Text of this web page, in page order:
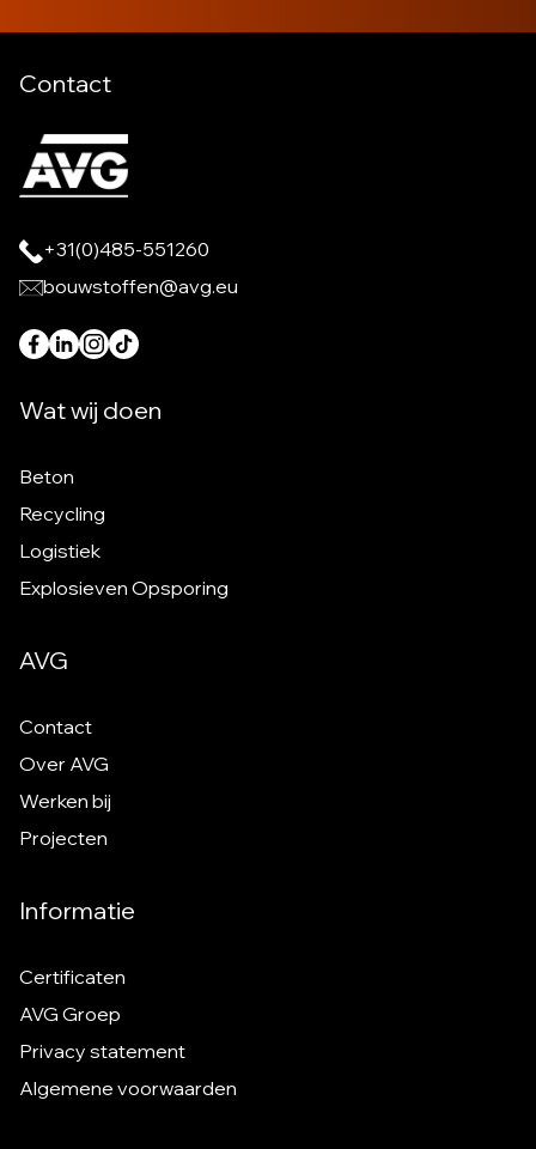
Contact
+31(0)485-551260
bouwstoffen@avg.eu
Wat wij doen
Beton
Recycling
Logistiek
Explosieven Opsporing
AVG
Contact
Over AVG
Werken bij
Projecten
Informatie
Certificaten
AVG Groep
Privacy statement
Algemene voorwaarden